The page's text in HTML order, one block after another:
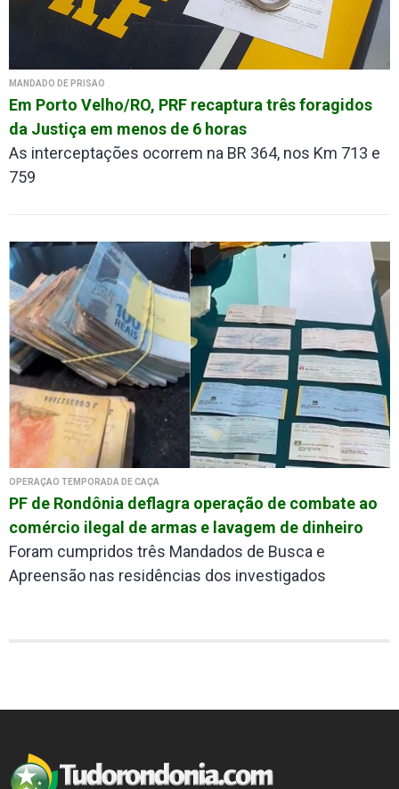
MANDADO DE PRISÃO
Em Porto Velho/RO, PRF recaptura três foragidos
da Justiça em menos de 6 horas
As interceptações ocorrem na BR 364, nos Km 713 e
759
OPERAÇÃO TEMPORADA DE CAÇA
PF de Rondônia deflagra operação de combate ao
comércio ilegal de armas e lavagem de dinheiro
Foram cumpridos três Mandados de Busca e
Apreensão nas residências dos investigados